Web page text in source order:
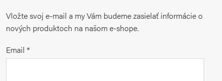
Vložte svoj e-mail a my Vám budeme zasielať informácie o
nových produktoch na našom e-shope.
Email